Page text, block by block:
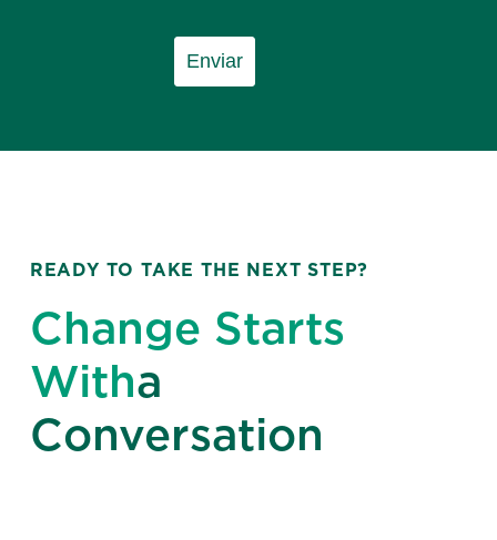
Enviar
READY TO TAKE THE NEXT STEP?
Change Starts
Witha
Conversation